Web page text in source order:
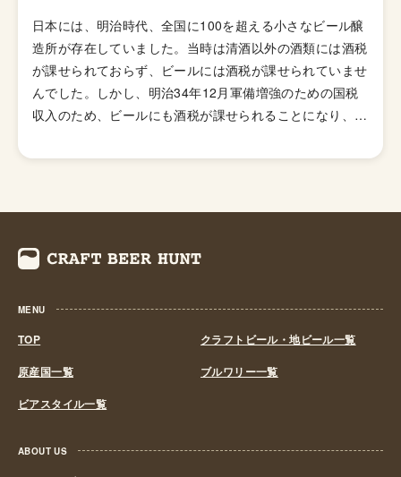
味の少ないホップを使い、ジューシーな柑橘系とフローラ
ルのフレーバーが特徴の「ニューイングランドIPA（ヘイ
ジーIPA・ジューシーIPA）」など様々なIPAのスタイルが
存在します。
日本には、明治時代、全国に100を超える小さなビール醸
造所が存在していました。当時は清酒以外の酒類には酒税
が課せられておらず、ビールには酒税が課せられていませ
んでした。しかし、明治34年12月軍備増強のための国税
収入のため、ビールにも酒税が課せられることになり、資
を消していきました。これによりビール作りは戦後しばら
の年間2,000キロリッターから60キロリッターに引き下げ
られたことで転機がおとずれます。これにより、再び小規
が誕生する流れができました。ちなみ、地ビール製造免許
第1号は新潟県のエチゴビールと北海道のオホーツクビー
「オホーツクビール」が発売されました。 この経済政策
は功を奏し、日本中に続々と地ビール製造業社が生まれ、
造所が全国各地に誕生しました。しかし、ただブームだけ
に乗って参入したきた業社は、ビールの品質が低かった
MENU
TOP
クラフトビール・地ビール一覧
原産国一覧
ブルワリー一覧
ビアスタイル一覧
ABOUT US